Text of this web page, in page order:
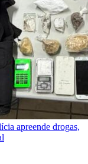
apreende drogas,